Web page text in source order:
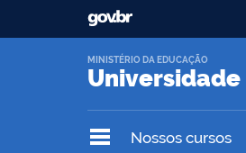
Universidade
MINISTÉRIO DA EDUCAÇÃO
Nossos cursos